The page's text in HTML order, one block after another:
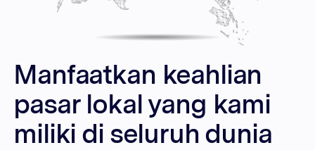
Manfaatkan keahlian
pasar lokal yang kami
miliki di seluruh dunia